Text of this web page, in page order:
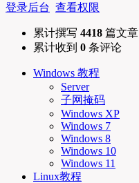
登录后台 查看权限
累计撰写 4418 篇文章
累计收到 0 条评论
Windows 教程
Server
子网掩码
Windows XP
Windows 7
Windows 8
Windows 10
Windows 11
Linux教程